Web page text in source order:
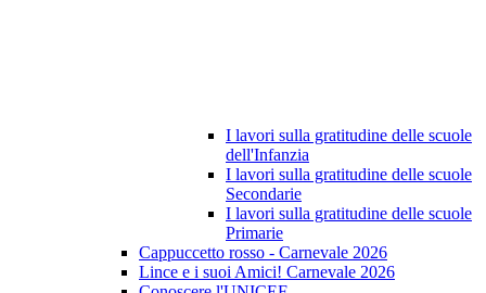
I lavori sulla gratitudine delle scuole
dell'Infanzia
I lavori sulla gratitudine delle scuole
Secondarie
I lavori sulla gratitudine delle scuole
Primarie
Cappuccetto rosso - Carnevale 2026
Lince e i suoi Amici! Carnevale 2026